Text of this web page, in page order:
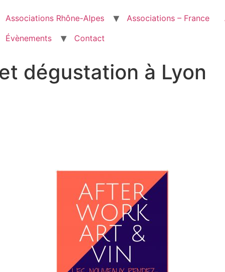
Associations Rhône-Alpes Associations – France
Évènements
Contact
dégustation à Lyon